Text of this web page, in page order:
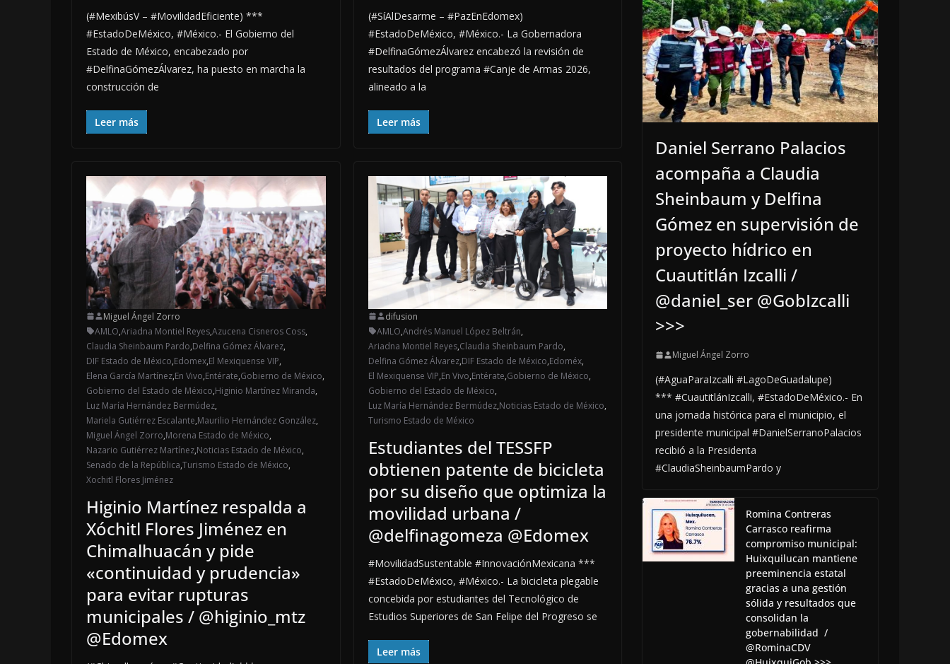
(#MexibúsV – #MovilidadEficiente) ***
#EstadoDeMéxico, #México.- El Gobierno del
Estado de México, encabezado por
#DelfinaGómezÁlvarez, ha puesto en marcha la
construcción de
Leer más
(#SíAlDesarme – #PazEnEdomex)
#EstadoDeMéxico, #México.- La Gobernadora
#DelfinaGómezÁlvarez encabezó la revisión de
resultados del programa #Canje de Armas 2026,
alineado a la
Leer más
Miguel Ángel Zorro
AMLO,Ariadna Montiel Reyes,Azucena Cisneros Coss,
Claudia Sheinbaum Pardo,Delfina Gómez Álvarez,
DIF Estado de México,Edomex,El Mexiquense VIP,
Elena García Martínez,En Vivo,Entérate,Gobierno de México,
Gobierno del Estado de México,Higinio Martínez Miranda,
Luz María Hernández Bermúdez,
Mariela Gutiérrez Escalante,Maurilio Hernández González,
Miguel Ángel Zorro,Morena Estado de México,
Nazario Gutiérrez Martínez,Noticias Estado de México,
Senado de la República,Turismo Estado de México,
Xochitl Flores Jiménez
Higinio Martínez respalda a
Xóchitl Flores Jiménez en
Chimalhuacán y pide
«continuidad y prudencia»
para evitar rupturas
municipales / @higinio_mtz
@Edomex
difusion
AMLO,Andrés Manuel López Beltrán,
Ariadna Montiel Reyes,Claudia Sheinbaum Pardo,
Delfina Gómez Álvarez,DIF Estado de México,Edoméx,
El Mexiquense VIP,En Vivo,Entérate,Gobierno de México,
Gobierno del Estado de México,
Luz María Hernández Bermúdez,Noticias Estado de México,
Turismo Estado de México
Estudiantes del TESSFP
obtienen patente de bicicleta
por su diseño que optimiza la
movilidad urbana /
@delfinagomeza @Edomex
#MovilidadSustentable #InnovaciónMexicana ***
#EstadoDeMéxico, #México.- La bicicleta plegable
concebida por estudiantes del Tecnológico de
Estudios Superiores de San Felipe del Progreso se
Leer más
Daniel Serrano Palacios
acompaña a Claudia
Sheinbaum y Delfina
Gómez en supervisión de
proyecto hídrico en
Cuautitlán Izcalli /
@daniel_ser @GobIzcalli
>>>
Miguel Ángel Zorro
(#AguaParaIzcalli #LagoDeGuadalupe)
*** #CuautitlánIzcalli, #EstadoDeMéxico.- En
una jornada histórica para el municipio, el
presidente municipal #DanielSerranoPalacios
recibió a la Presidenta
#ClaudiaSheinbaumPardo y
Romina Contreras
Carrasco reafirma
compromiso municipal:
Huixquilucan mantiene
preeminencia estatal
gracias a una gestión
sólida y resultados que
consolidan la
gobernabilidad /
@RominaCDV